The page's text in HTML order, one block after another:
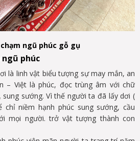
ngũ phúc gỗ gụ
phúc
là linh vật biểu tượng sự may mắn, an
– Việt là phúc, đọc trùng âm với chữ
sướng. Vì thế người ta đã lấy dơi (
niềm hạnh phúc sung sướng, cầu
mọi người. trở vật tượng thành con